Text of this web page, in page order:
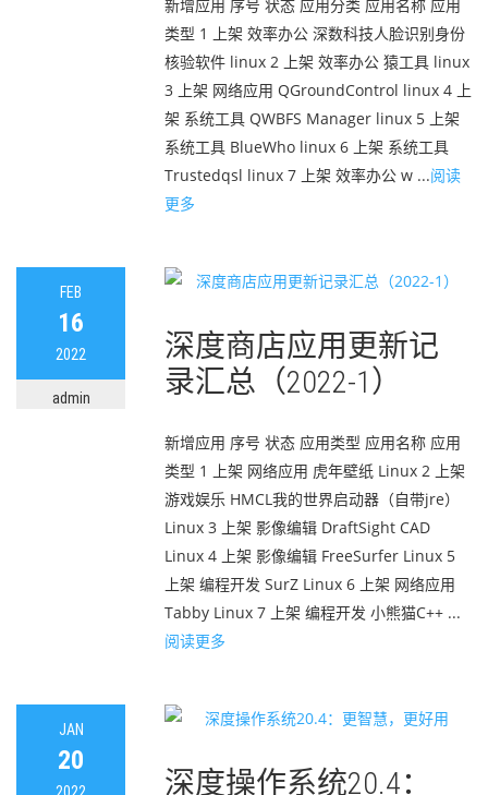
新增应用 序号 状态 应用分类 应用名称 应用
类型 1 上架 效率办公 深数科技人脸识别身份
核验软件 linux 2 上架 效率办公 猿工具 linux
3 上架 网络应用 QGroundControl linux 4 上
架 系统工具 QWBFS Manager linux 5 上架
系统工具 BlueWho linux 6 上架 系统工具
Trustedqsl linux 7 上架 效率办公 w ...阅读
更多
FEB
16
2022
admin
深度商店应用更新记
录汇总（2022-1）
新增应用 序号 状态 应用类型 应用名称 应用
类型 1 上架 网络应用 虎年壁纸 Linux 2 上架
游戏娱乐 HMCL我的世界启动器（自带jre）
Linux 3 上架 影像编辑 DraftSight CAD
Linux 4 上架 影像编辑 FreeSurfer Linux 5
上架 编程开发 SurZ Linux 6 上架 网络应用
Tabby Linux 7 上架 编程开发 小熊猫C++ ...
阅读更多
JAN
20
深度操作系统20.4：